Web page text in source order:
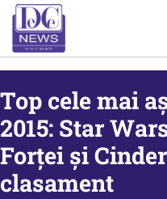
Top cele mai
2015: Star
Forţei și
clasament